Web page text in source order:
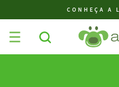
CONHEÇA A
✕